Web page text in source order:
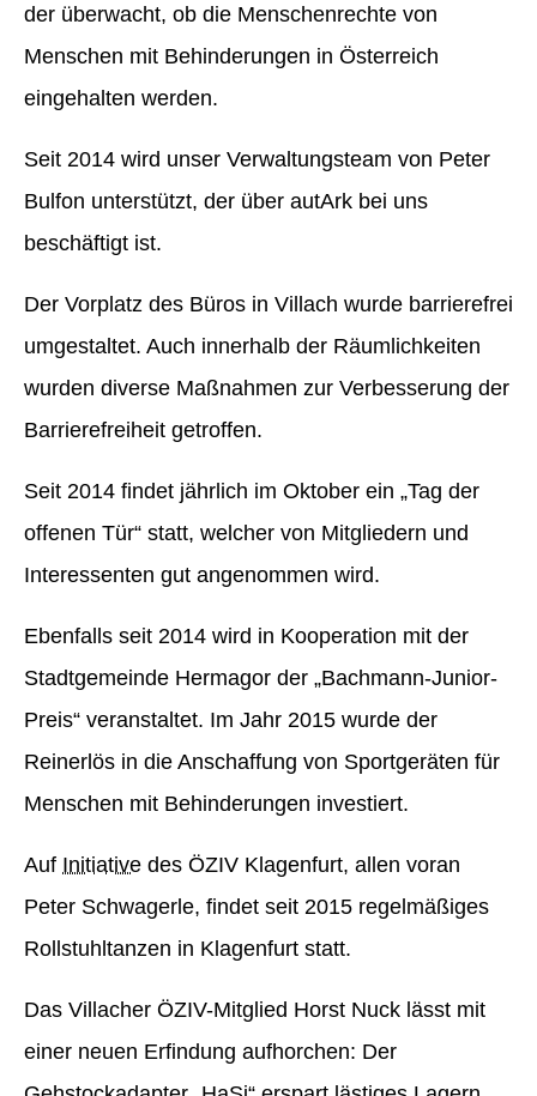
der überwacht, ob die Menschenrechte von
Menschen mit Behinderungen in Österreich
eingehalten werden.
Seit 2014 wird unser Verwaltungsteam von Peter
Bulfon unterstützt, der über autArk bei uns
beschäftigt ist.
Der Vorplatz des Büros in Villach wurde barrierefrei
umgestaltet. Auch innerhalb der Räumlichkeiten
wurden diverse Maßnahmen zur Verbesserung der
Barrierefreiheit getroffen.
Seit 2014 findet jährlich im Oktober ein „Tag der
offenen Tür“ statt, welcher von Mitgliedern und
Interessenten gut angenommen wird.
Ebenfalls seit 2014 wird in Kooperation mit der
Stadtgemeinde Hermagor der „Bachmann-Junior-
Preis“ veranstaltet. Im Jahr 2015 wurde der
Reinerlös in die Anschaffung von Sportgeräten für
Menschen mit Behinderungen investiert.
Auf Initiative des ÖZIV Klagenfurt, allen voran
Peter Schwagerle, findet seit 2015 regelmäßiges
Rollstuhltanzen in Klagenfurt statt.
Das Villacher ÖZIV-Mitglied Horst Nuck lässt mit
einer neuen Erfindung aufhorchen: Der